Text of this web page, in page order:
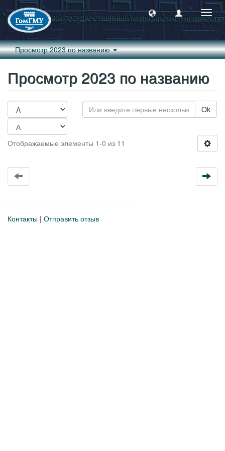
Просмотр 2023 по названию
Просмотр 2023 по названию
Ok
Отображаемые элементы 1-0 из 11
Контакты | Отправить отзыв